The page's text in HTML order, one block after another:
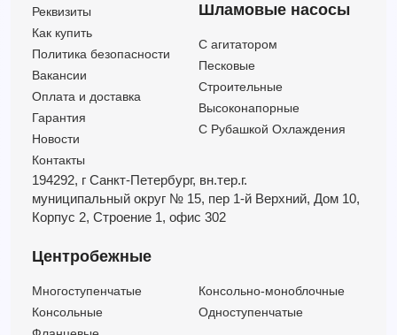
Реквизиты
Как купить
Политика безопасности
Вакансии
Оплата и доставка
Гарантия
Новости
Контакты
Шламовые насосы
C агитатором
Песковые
Строительные
Высоконапорные
С Рубашкой Охлаждения
194292, г Санкт-Петербург, вн.тер.г.
муниципальный округ № 15, пер 1-й Верхний, Дом 10,
Корпус 2, Строение 1, офис 302
Центробежные
Многоступенчатые
Консольно-моноблочные
Консольные
Одноступенчатые